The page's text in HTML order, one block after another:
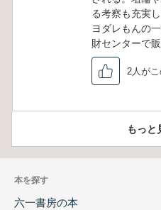
る考察も充実
ヨダレもんの
財センターで
2人が
もっと
本を探す
六一書房の本